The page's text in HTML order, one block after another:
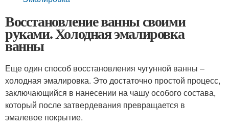
Восстановление ванны своими
руками. Холодная эмалировка
ванны
Еще один способ восстановления чугунной ванны –
холодная эмалировка. Это достаточно простой процесс,
заключающийся в нанесении на чашу особого состава,
который после затвердевания превращается в
эмалевое покрытие.